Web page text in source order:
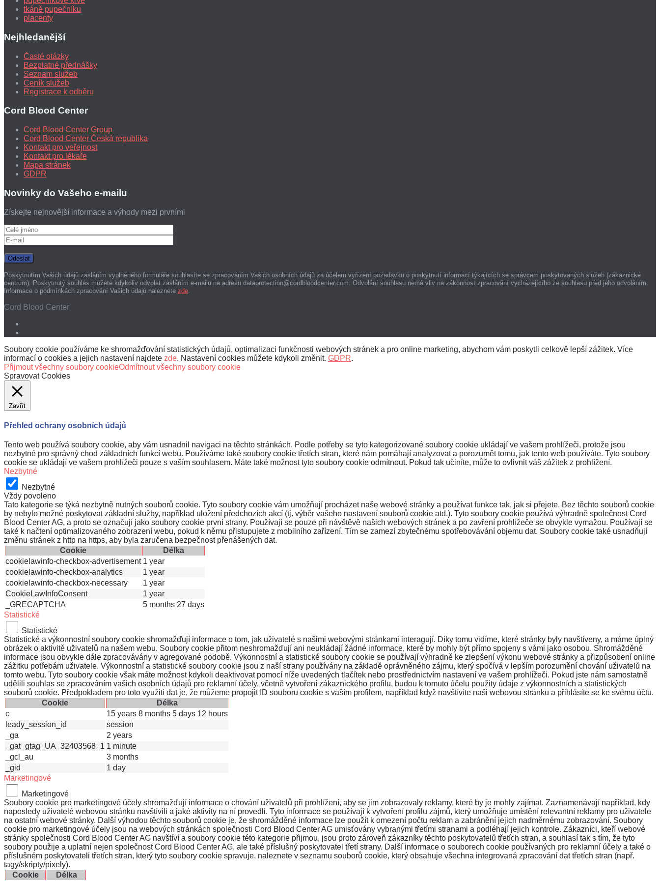
tkáně pupečníku
placenty
Nejhledanější
Časté otázky
Bezplatné přednášky
Seznam služeb
Ceník služeb
Registrace k odběru
Cord Blood Center
Cord Blood Center Group
Cord Blood Center Česká republika
Kontakt pro veřejnost
Kontakt pro lékaře
Mapa stránek
GDPR
Novinky do Vašeho e-mailu
Získejte nejnovější informace a výhody mezi prvními
Poskytnutím Vašich údajů zasláním vyplněného formuláře souhlasíte se zpracováním Vašich osobních údajů za účelem vyřízení požadavku o poskytnutí informací týkajících se správcem poskytovaných služeb (zákaznické
centrum). Poskytnutý souhlas můžete kdykoliv odvolat zasláním e-mailu na adresu dataprotection@cordbloodcenter.com. Odvolání souhlasu nemá vliv na zákonnost zpracování vycházejícího ze souhlasu před jeho odvoláním.
Informace o podmínkách zpracování Vašich údajů naleznete zde
Cord Blood Center
Soubory cookie používáme ke shromažďování statistických údajů, optimalizaci funkčnosti webových stránek a pro online marketing, abychom vám poskytli celkově lepší zážitek. Více
informací o cookies a jejich nastavení najdete zde. Nastavení cookies můžete kdykoli změnit. GDPR.
Přijmout všechny soubory cookieOdmítnout všechny soubory cookie
Spravovat Cookies
Zavřít
Přehled ochrany osobních údajů
Tento web používá soubory cookie, aby vám usnadnil navigaci na těchto stránkách. Podle potřeby se tyto kategorizované soubory cookie ukládají ve vašem prohlížeči, protože jsou
nezbytné pro správný chod základních funkcí webu. Používáme také soubory cookie třetích stran, které nám pomáhají analyzovat a porozumět tomu, jak tento web používáte. Tyto soubory
cookie se ukládají ve vašem prohlížeči pouze s vaším souhlasem. Máte také možnost tyto soubory cookie odmítnout. Pokud tak učiníte, může to ovlivnit váš zážitek z prohlížení.
Nezbytné
Nezbytné
Vždy povoleno
Tato kategorie se týká nezbytně nutných souborů cookie. Tyto soubory cookie vám umožňují procházet naše webové stránky a používat funkce tak, jak si přejete. Bez těchto souborů cookie
by nebylo možné poskytovat základní služby, například uložení předchozích akcí (tj. výběr vašeho nastavení souborů cookie atd.). Tyto soubory cookie používá výhradně společnost Cord
Blood Center AG, a proto se označují jako soubory cookie první strany. Používají se pouze při návštěvě našich webových stránek a po zavření prohlížeče se obvykle vymažou. Používají se
také k načtení optimalizovaného zobrazení webu, pokud k němu přistupujete z mobilního zařízení. Tím se zamezí zbytečnému spotřebovávání objemu dat. Soubory cookie také usnadňují
změnu stránek z http na https, aby byla zaručena bezpečnost přenášených dat.
Cookie
Délka
cookielawinfo-checkbox-advertisement 1 year
cookielawinfo-checkbox-analytics
1 year
cookielawinfo-checkbox-necessary
1 year
CookieLawInfoConsent
1 year
_GRECAPTCHA
5 months 27 days
Statistické
Statistické
Statistické a výkonnostní soubory cookie shromažďují informace o tom, jak uživatelé s našimi webovými stránkami interagují. Díky tomu vidíme, které stránky byly navštíveny, a máme úplný
obrázek o aktivitě uživatelů na našem webu. Soubory cookie přitom neshromažďují ani neukládají žádné informace, které by mohly být přímo spojeny s vámi jako osobou. Shromážděné
informace jsou obvykle dále zpracovávány v agregované podobě. Výkonnostní a statistické soubory cookie se používají výhradně ke zlepšení výkonu webové stránky a přizpůsobení online
zážitku potřebám uživatele. Výkonnostní a statistické soubory cookie jsou z naší strany používány na základě oprávněného zájmu, který spočívá v lepším porozumění chování uživatelů na
tomto webu. Tyto soubory cookie však máte možnost kdykoli deaktivovat pomocí níže uvedených tlačítek nebo prostřednictvím nastavení ve vašem prohlížeči. Pokud jste nám samostatně
udělili souhlas se zpracováním vašich osobních údajů pro reklamní účely, včetně vytvoření zákaznického profilu, budou k tomuto účelu použity údaje z výkonnostních a statistických
souborů cookie. Předpokladem pro toto využití dat je, že můžeme propojit ID souboru cookie s vaším profilem, například když navštívíte naši webovou stránku a přihlásíte se ke svému účtu.
Cookie
Délka
c
15 years 8 months 5 days 12 hours
leady_session_id
session
_ga
2 years
_gat_gtag_UA_32403568_1 1 minute
_gcl_au
3 months
_gid
1 day
Marketingové
Marketingové
Soubory cookie pro marketingové účely shromažďují informace o chování uživatelů při prohlížení, aby se jim zobrazovaly reklamy, které by je mohly zajímat. Zaznamenávají například, kdy
naposledy uživatelé webovou stránku navštívili a jaké aktivity na ní provedli. Tyto informace se používají k vytvoření profilu zájmů, který umožňuje umístění relevantní reklamy pro uživatele
na ostatní webové stránky. Další výhodou těchto souborů cookie je, že shromážděné informace lze použít k omezení počtu reklam a zabránění jejich nadměrnému zobrazování. Soubory
cookie pro marketingové účely jsou na webových stránkách společnosti Cord Blood Center AG umisťovány vybranými třetími stranami a podléhají jejich kontrole. Zákazníci, kteří webové
stránky společnosti Cord Blood Center AG navštíví a soubory cookie této kategorie přijmou, jsou proto zároveň zákazníky těchto poskytovatelů třetích stran, a souhlasí tak s tím, že tyto
soubory použije a uplatní nejen společnost Cord Blood Center AG, ale také příslušný poskytovatel třetí strany. Další informace o souborech cookie používaných pro reklamní účely a také o
příslušném poskytovateli třetích stran, který tyto soubory cookie spravuje, naleznete v seznamu souborů cookie, který obsahuje všechna integrovaná zpracování dat třetích stran (např.
tagy/skripty/pixely).
Cookie
Délka